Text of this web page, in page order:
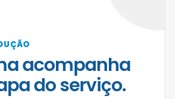
acompanha
do serviço.